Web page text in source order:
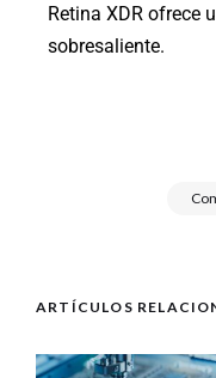
Retina XDR ofrece
sobresaliente.
ARTÍCULOS